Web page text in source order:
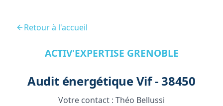
Retour à l'accueil
ACTIV'EXPERTISE GRENOBLE
Audit énergétique Vif - 38450
Votre contact : Théo Bellussi